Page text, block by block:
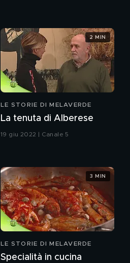
LE STORIE DI MELAVERDE
La tenuta di Alberese
19 giu 2022 | Canale 5
2 MIN
LE STORIE DI MELAVERDE
Specialità in cucina
3 MIN